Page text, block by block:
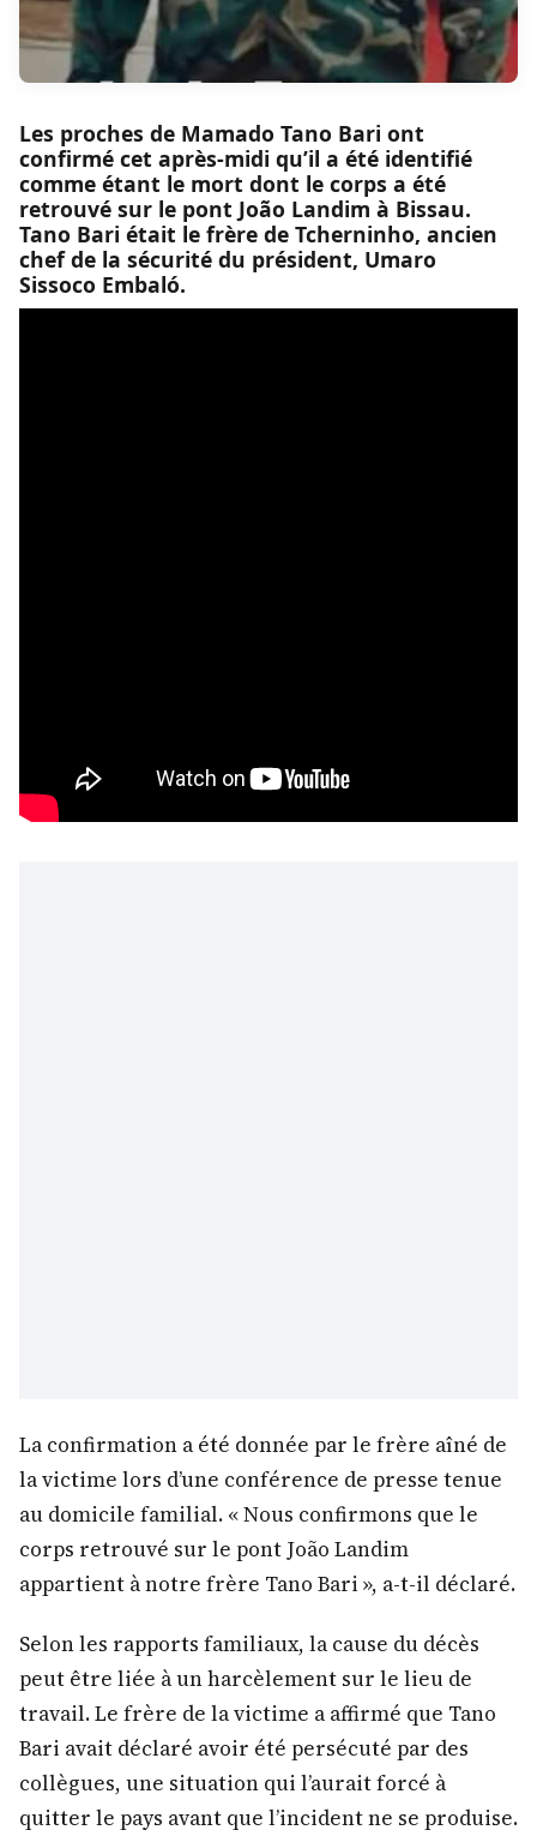
Les proches de Mamado Tano Bari ont
confirmé cet après-midi qu’il a été identifié
comme étant le mort dont le corps a été
retrouvé sur le pont João Landim à Bissau.
Tano Bari était le frère de Tcherninho, ancien
chef de la sécurité du président, Umaro
Sissoco Embaló.
La confirmation a été donnée par le frère aîné de
la victime lors d’une conférence de presse tenue
au domicile familial. « Nous confirmons que le
corps retrouvé sur le pont João Landim
appartient à notre frère Tano Bari », a-t-il déclaré.
Selon les rapports familiaux, la cause du décès
peut être liée à un harcèlement sur le lieu de
travail. Le frère de la victime a affirmé que Tano
Bari avait déclaré avoir été persécuté par des
collègues, une situation qui l’aurait forcé à
quitter le pays avant que l’incident ne se produise.